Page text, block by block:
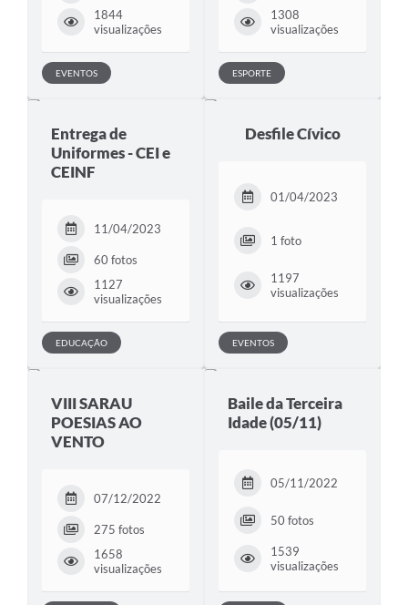
1844
visualizações
EVENTOS
1308
visualizações
ESPORTE
Entrega de
Uniformes - CEI e
CEINF
11/04/2023
60 fotos
1127
visualizações
EDUCAÇÃO
Desfile Cívico
01/04/2023
1 foto
1197
visualizações
EVENTOS
VIII SARAU
POESIAS AO
VENTO
07/12/2022
275 fotos
1658
visualizações
Baile da Terceira
Idade (05/11)
05/11/2022
50 fotos
1539
visualizações